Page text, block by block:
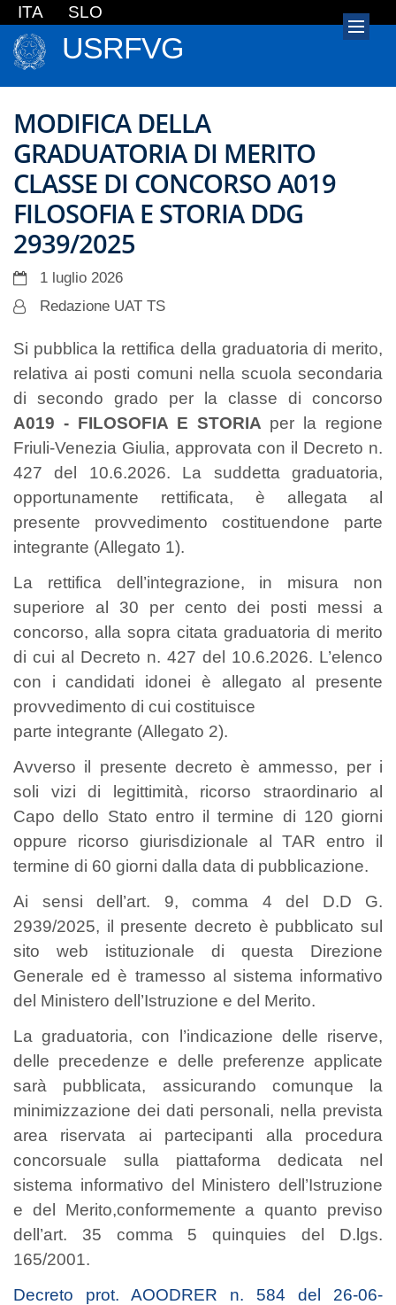
ITA SLO
USRFVG
MODIFICA DELLA
GRADUATORIA DI MERITO
CLASSE DI CONCORSO A019
FILOSOFIA E STORIA DDG
2939/2025
1 luglio 2026
Redazione UAT TS
Si pubblica la rettifica della graduatoria di merito,
relativa ai posti comuni nella scuola secondaria
di secondo grado per la classe di concorso
A019 - FILOSOFIA E STORIA per la regione
Friuli-Venezia Giulia, approvata con il Decreto n.
427 del 10.6.2026. La suddetta graduatoria,
opportunamente rettificata, è allegata al
presente provvedimento costituendone parte
integrante (Allegato 1).
La rettifica dell’integrazione, in misura non
superiore al 30 per cento dei posti messi a
concorso, alla sopra citata graduatoria di merito
di cui al Decreto n. 427 del 10.6.2026. L’elenco
con i candidati idonei è allegato al presente
provvedimento di cui costituisce
parte integrante (Allegato 2).
Avverso il presente decreto è ammesso, per i
soli vizi di legittimità, ricorso straordinario al
Capo dello Stato entro il termine di 120 giorni
oppure ricorso giurisdizionale al TAR entro il
termine di 60 giorni dalla data di pubblicazione.
Ai sensi dell’art. 9, comma 4 del D.D G.
2939/2025, il presente decreto è pubblicato sul
sito web istituzionale di questa Direzione
Generale ed è tramesso al sistema informativo
del Ministero dell’Istruzione e del Merito.
La graduatoria, con l’indicazione delle riserve,
delle precedenze e delle preferenze applicate
sarà pubblicata, assicurando comunque la
minimizzazione dei dati personali, nella prevista
area riservata ai partecipanti alla procedura
concorsuale sulla piattaforma dedicata nel
sistema informativo del Ministero dell’Istruzione
e del Merito,conformemente a quanto previso
dell’art. 35 comma 5 quinquies del D.lgs.
165/2001.
Decreto prot. AOODRER n. 584 del 26-06-